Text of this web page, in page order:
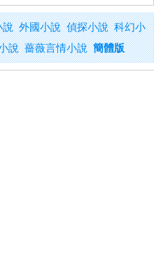
說 外國小說 偵探小說 科幻小
說 薔薇言情小說 簡體版